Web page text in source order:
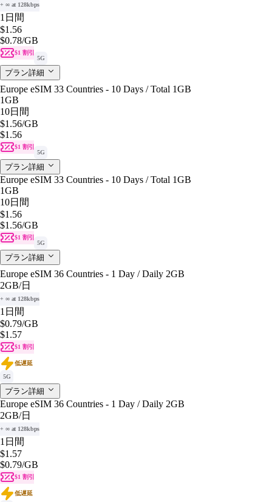
+ ∞ at 128kbps
1日間
$1.56
$0.78/GB
$1 割引
5G
プラン詳細
Europe eSIM 33 Countries - 10 Days / Total 1GB
1GB
10日間
$1.56/GB
$1.56
$1 割引
5G
プラン詳細
Europe eSIM 33 Countries - 10 Days / Total 1GB
1GB
10日間
$1.56
$1.56/GB
$1 割引
5G
プラン詳細
Europe eSIM 36 Countries - 1 Day / Daily 2GB
2GB/日
+ ∞ at 128kbps
1日間
$0.79/GB
$1.57
$1 割引
低遅延
5G
プラン詳細
Europe eSIM 36 Countries - 1 Day / Daily 2GB
2GB/日
+ ∞ at 128kbps
1日間
$1.57
$0.79/GB
$1 割引
低遅延